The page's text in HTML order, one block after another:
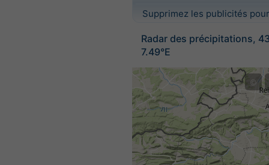
Supprimez les publicités
Radar des précipitations,
7.49°E
©